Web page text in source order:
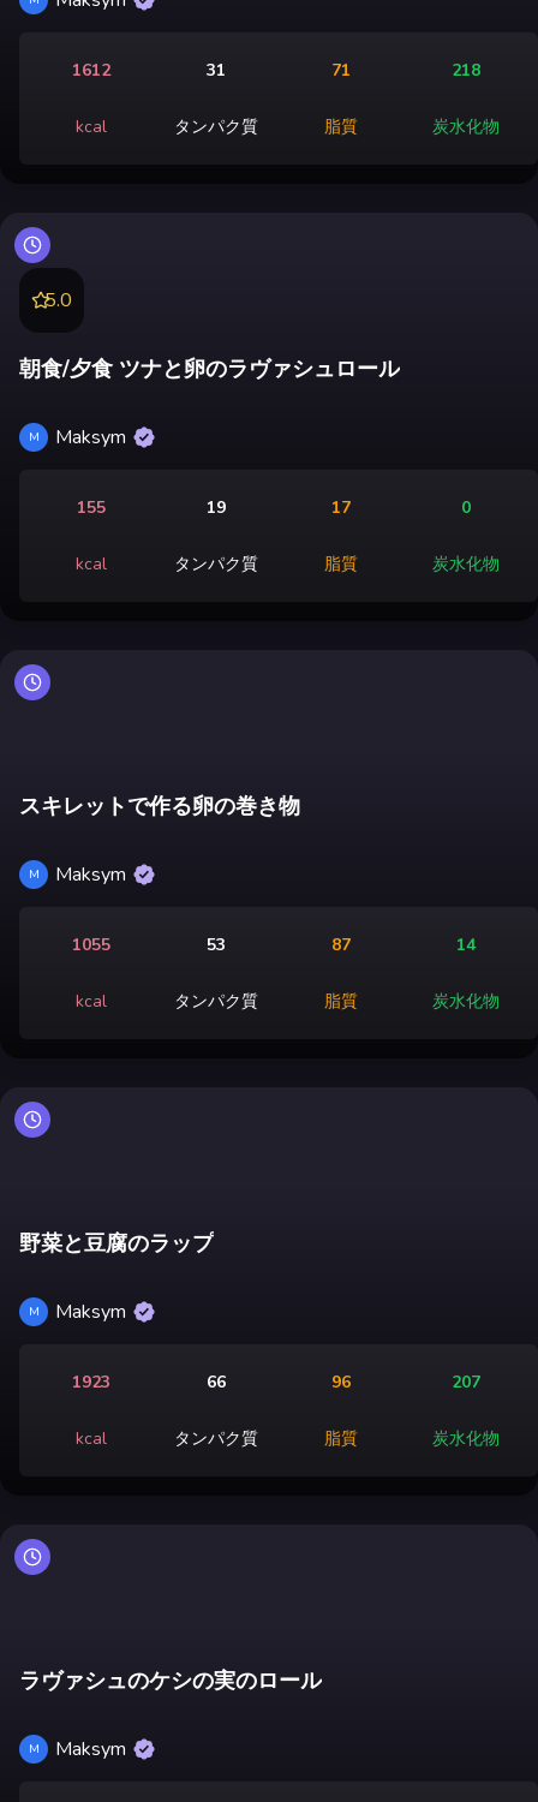
1612
kcal
31
タンパク質
71
脂質
218
炭水化物
5.0
朝食/夕食 ツナと卵のラヴァシュロール
M Maksym
155
kcal
19
タンパク質
17
脂質
0
炭水化物
スキレットで作る卵の巻き物
M Maksym
1055
kcal
53
タンパク質
87
脂質
14
炭水化物
野菜と豆腐のラップ
M Maksym
1923
kcal
66
タンパク質
96
脂質
207
炭水化物
ラヴァシュのケシの実のロール
M Maksym